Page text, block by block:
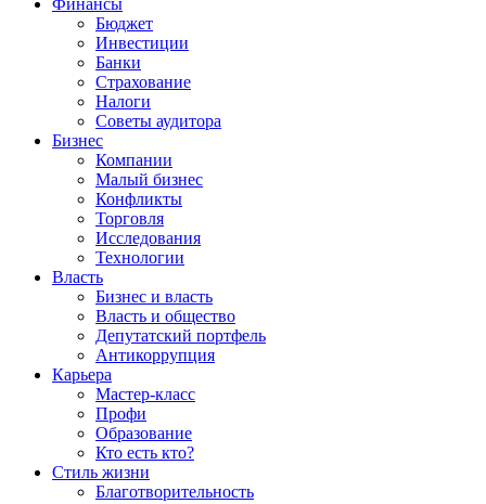
Финансы
Бюджет
Инвестиции
Банки
Страхование
Налоги
Советы аудитора
Бизнес
Компании
Малый бизнес
Конфликты
Торговля
Исследования
Технологии
Власть
Бизнес и власть
Власть и общество
Депутатский портфель
Антикоррупция
Карьера
Мастер-класс
Профи
Образование
Кто есть кто?
Стиль жизни
Благотворительность